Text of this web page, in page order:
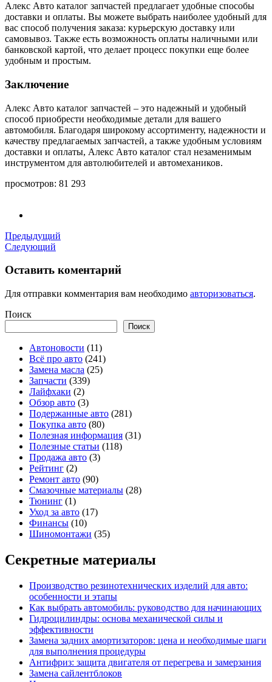
Алекс Авто каталог запчастей предлагает удобные способы
доставки и оплаты. Вы можете выбрать наиболее удобный для
вас способ получения заказа: курьерскую доставку или
самовывоз. Также есть возможность оплаты наличными или
банковской картой, что делает процесс покупки еще более
удобным и простым.
Заключение
Алекс Авто каталог запчастей – это надежный и удобный
способ приобрести необходимые детали для вашего
автомобиля. Благодаря широкому ассортименту, надежности и
качеству предлагаемых запчастей, а также удобным условиям
доставки и оплаты, Алекс Авто каталог стал незаменимым
инструментом для автолюбителей и автомехаников.
просмотров: 81 293
Предыдущий
Следующий
Оставить коментарий
Для отправки комментария вам необходимо авторизоваться.
Поиск
Поиск
Автоновости (11)
Всё про авто (241)
Замена масла (25)
Запчасти (339)
Лайфхаки (2)
Обзор авто (3)
Подержанные авто (281)
Покупка авто (80)
Полезная информация (31)
Полезные статьи (118)
Продажа авто (3)
Рейтинг (2)
Ремонт авто (90)
Смазочные материалы (28)
Тюнинг (1)
Уход за авто (17)
Финансы (10)
Шиномонтажи (35)
Секретные материалы
Производство резинотехнических изделий для авто:
особенности и этапы
Как выбрать автомобиль: руководство для начинающих
Гидроцилиндры: основа механической силы и
эффективности
Замена задних амортизаторов: цена и необходимые шаги
для выполнения процедуры
Антифриз: защита двигателя от перегрева и замерзания
Замена сайлентблоков